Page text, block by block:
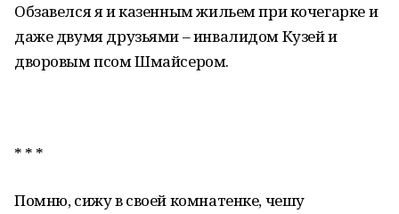
Обзавелся я и казенным жильем при кочегарке и
даже двумя друзьями – инвалидом Кузей и
дворовым псом Шмайсером.
* * *
Помню, сижу в своей комнатенке, чешу